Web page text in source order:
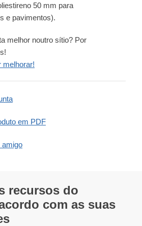
50 mm para
e pavimentos).
melhor noutro sítio? Por
melhorar!
em PDF
amigo
recursos do
com as suas